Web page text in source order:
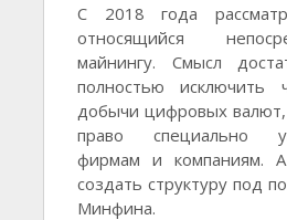
С 2018 года
относящийся
майнингу. Смысл
полностью исключить
добычи цифровых
право специально
фирмам и компаниям.
создать структуру под
Минфина.